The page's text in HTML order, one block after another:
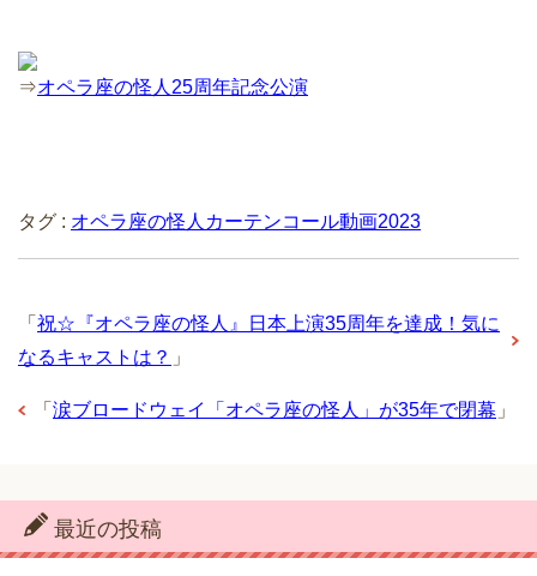
⇒オペラ座の怪人25周年記念公演
タグ : オペラ座の怪人カーテンコール動画2023
「 祝☆『オペラ座の怪人』日本上演35周年を達成！気に
なるキャストは？ 」
「 涙ブロードウェイ「オペラ座の怪人」が35年で閉幕 」
最近の投稿